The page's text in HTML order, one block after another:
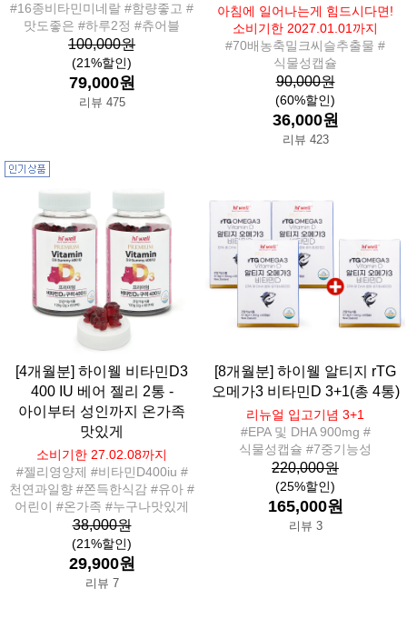
#16종비타민미네랄 #함량좋고 #
맛도좋은 #하루2정 #츄어블
100,000원
(21%할인)
79,000원
리뷰 475
아침에 일어나는게 힘드시다면!
소비기한 2027.01.01까지
#70배농축밀크씨슬추출물 #
식물성캡슐
90,000원
(60%할인)
36,000원
리뷰 423
[4개월분] 하이웰 비타민D3
400 IU 베어 젤리 2통 -
아이부터 성인까지 온가족
맛있게
소비기한 27.02.08까지
#젤리영양제 #비타민D400iu #
천연과일향 #쫀득한식감 #유아 #
어린이 #온가족 #누구나맛있게
38,000원
(21%할인)
29,900원
리뷰 7
[8개월분] 하이웰 알티지 rTG
오메가3 비타민D 3+1(총 4통)
리뉴얼 입고기념 3+1
#EPA 및 DHA 900mg #
식물성캡슐 #7중기능성
220,000원
(25%할인)
165,000원
리뷰 3